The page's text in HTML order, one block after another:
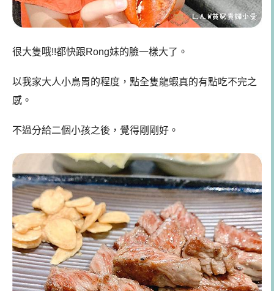
很大隻哦!!都快跟Rong妹的臉一樣大了。
以我家大人小鳥胃的程度，點全隻龍蝦真的有點吃不完之
感。
不過分給二個小孩之後，覺得剛剛好。